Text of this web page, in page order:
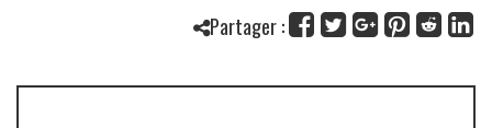
Partager :